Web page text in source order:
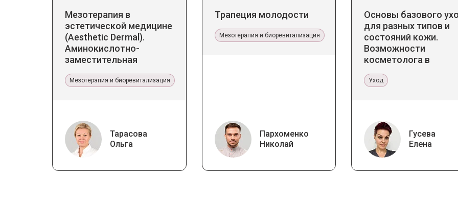
Мезотерапия в
эстетической медицине
(Aesthetic Dermal).
Аминокислотно-
заместительная
Мезотерапия и биоревитализация
Тарасова
Ольга
Трапеция молодости
Мезотерапия и биоревитализация
Пархоменко
Николай
Основы базового
для разных типов и
состояний кожи.
Возможности
косметолога в
Уход
Гусева
Елена